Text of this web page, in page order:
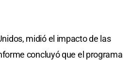
midió el impacto de las
concluyó que el programa